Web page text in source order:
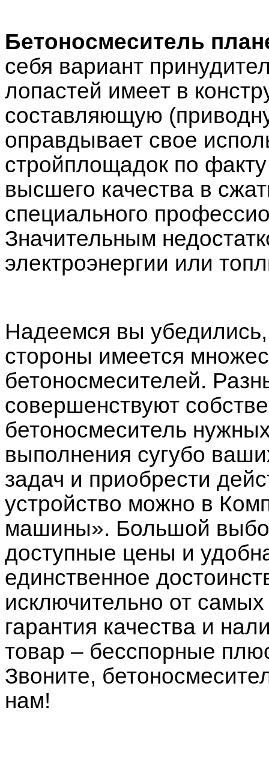
Бетоносмеситель
себя вариант
лопастей имеет в
составляющую
оправдывает свое
стройплощадок по
высшего качества в
специального
Значительным
электроэнергии или
Надеемся вы убедились,
стороны имеется
бетоносмесителей.
совершенствуют
бетоносмеситель
выполнения сугубо
задач и приобрести
устройство можно в
машины». Большой
доступные цены и
единственное
исключительно от
гарантия качества и
товар – бесспорные
Звоните,
нам!